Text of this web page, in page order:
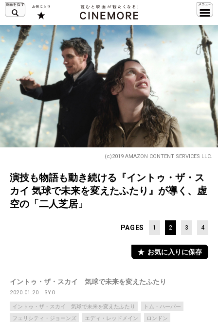
(c)2019 AMAZON CONTENT SERVICES LLC.
演技も物語も動き続ける『イントゥ・ザ・ス
カイ 気球で未来を変えたふたり』が導く、虚
空の「二人芝居」
PAGES 1 2 3 4
お気に入りに保存
イントゥ・ザ・スカイ 気球で未来を変えたふたり
2020.01.20 SYO
イントゥ・ザ・スカイ 気球で未来を変えたふたり
トム・ハーパー
フェリシティ・ジョーンズ
エディ・レッドメイン
ロンドン